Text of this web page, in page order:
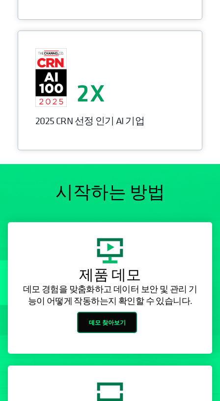
2
2025 CRN 선정 인기 AI 기업
시작하는 방법
제품 데모
데모 경험을 맞춤화하고 데이터 보안 및 관리 기
능이 어떻게 작동하는지 확인할 수 있습니다.
데모 찾아보기